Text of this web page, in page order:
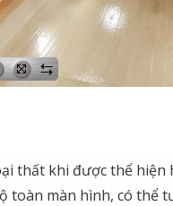
thất khi được thể
toàn màn hình, có thể